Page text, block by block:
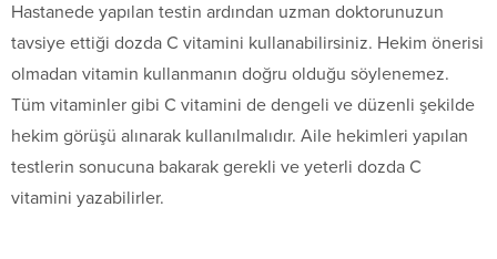
Hastanede yapılan testin ardından uzman doktorunuzun
tavsiye ettiği dozda C vitamini kullanabilirsiniz. Hekim önerisi
olmadan vitamin kullanmanın doğru olduğu söylenemez.
Tüm vitaminler gibi C vitamini de dengeli ve düzenli şekilde
hekim görüşü alınarak kullanılmalıdır. Aile hekimleri yapılan
testlerin sonucuna bakarak gerekli ve yeterli dozda C
vitamini yazabilirler.